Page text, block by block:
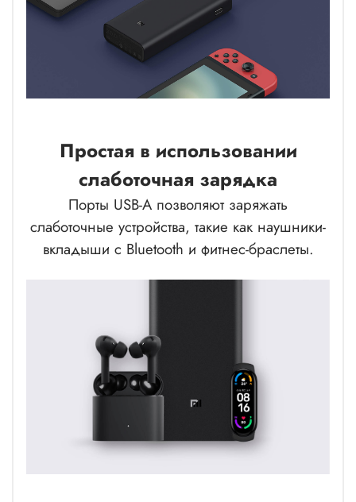
Простая в использовании
слаботочная зарядка
Порты USB-A позволяют заряжать
слаботочные устройства, такие как наушники-
вкладыши с Bluetooth и фитнес-браслеты.